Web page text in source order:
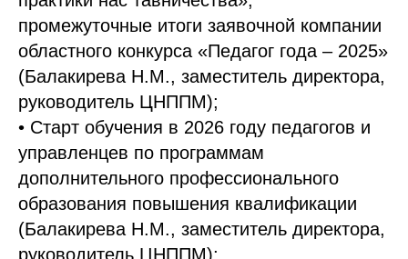
промежуточные итоги заявочной компании
областного конкурса «Педагог года – 2025»
(Балакирева Н.М., заместитель директора,
руководитель ЦНППМ);
• Старт обучения в 2026 году педагогов и
управленцев по программам
дополнительного профессионального
образования повышения квалификации
(Балакирева Н.М., заместитель директора,
руководитель ЦНППМ);